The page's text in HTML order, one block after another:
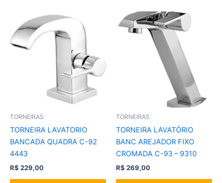
TORNEIRAS
TORNEIRA LAVATORIO
BANCADA QUADRA C-92
4443
R$ 229,00
TORNEIRAS
TORNEIRA LAVATÓRIO
BANC AREJADOR FIXO
CROMADA C-93 – 9310
R$ 269,00